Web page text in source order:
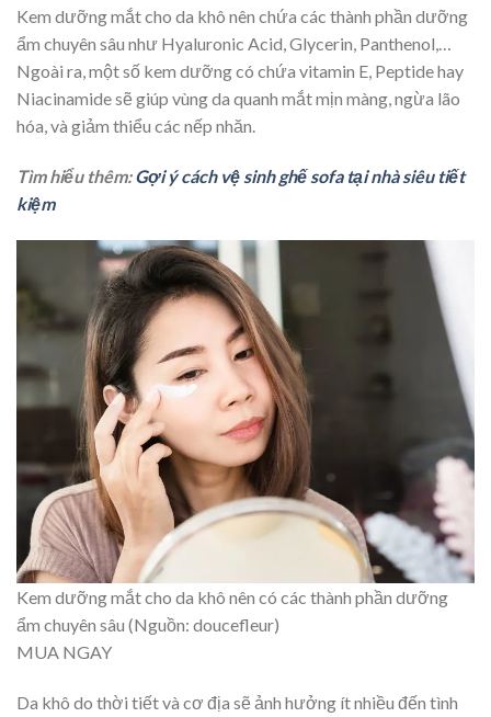
Kem dưỡng mắt cho da khô nên chứa các thành phần dưỡng
ẩm chuyên sâu như Hyaluronic Acid, Glycerin, Panthenol,…
Ngoài ra, một số kem dưỡng có chứa vitamin E, Peptide hay
Niacinamide sẽ giúp vùng da quanh mắt mịn màng, ngừa lão
hóa, và giảm thiểu các nếp nhăn.
Tìm hiểu thêm:Gợi ý cách vệ sinh ghế sofa tại nhà siêu tiết
kiệm
Kem dưỡng mắt cho da khô nên có các thành phần dưỡng
ẩm chuyên sâu (Nguồn: doucefleur)
MUA NGAY
Da khô do thời tiết và cơ địa sẽ ảnh hưởng ít nhiều đến tình